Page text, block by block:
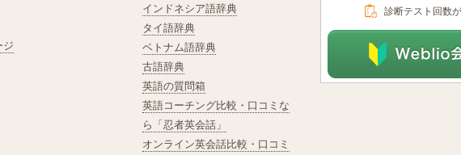
ジ
インドネシア語辞典
タイ語辞典
ベトナム語辞典
古語辞典
英語の質問箱
英語コーチング比較・口コミな
ら「忍者英会話」
オンライン英会話比較・口コミ
診断テスト回数